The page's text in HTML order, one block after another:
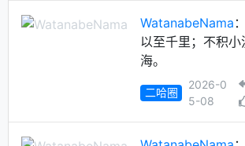
WatanabeNama
以至千里；不积
海。
二哈圈
2026-0
5-08